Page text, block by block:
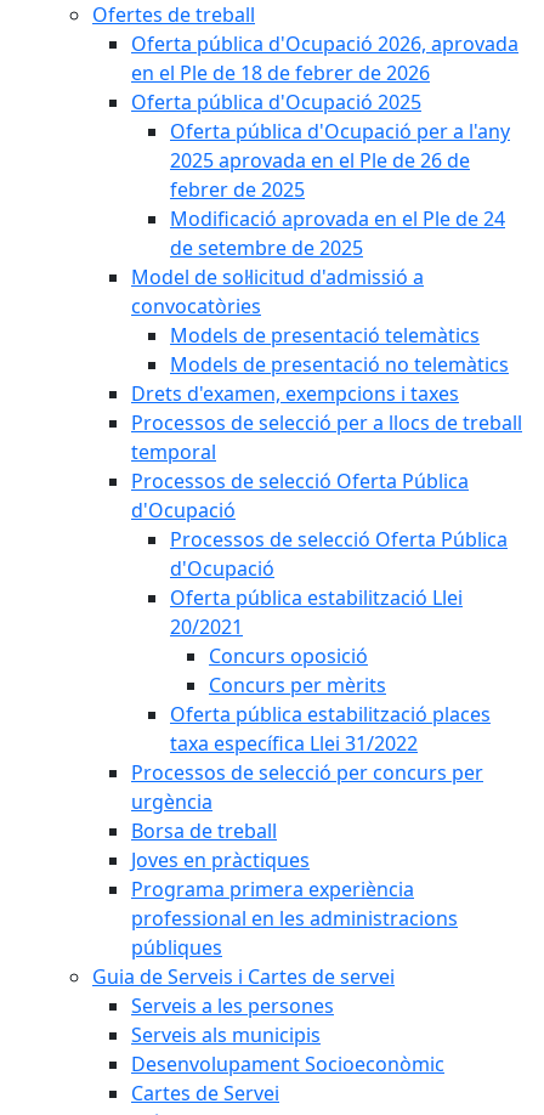
Ofertes de treball
Oferta pública d'Ocupació 2026, aprovada
en el Ple de 18 de febrer de 2026
Oferta pública d'Ocupació 2025
Oferta pública d'Ocupació per a l'any
2025 aprovada en el Ple de 26 de
febrer de 2025
Modificació aprovada en el Ple de 24
de setembre de 2025
Model de sol·licitud d'admissió a
convocatòries
Models de presentació telemàtics
Models de presentació no telemàtics
Drets d'examen, exempcions i taxes
Processos de selecció per a llocs de treball
temporal
Processos de selecció Oferta Pública
d'Ocupació
Processos de selecció Oferta Pública
d'Ocupació
Oferta pública estabilització Llei
20/2021
Concurs oposició
Concurs per mèrits
Oferta pública estabilització places
taxa específica Llei 31/2022
Processos de selecció per concurs per
urgència
Borsa de treball
Joves en pràctiques
Programa primera experiència
professional en les administracions
públiques
Guia de Serveis i Cartes de servei
Serveis a les persones
Serveis als municipis
Desenvolupament Socioeconòmic
Cartes de Servei